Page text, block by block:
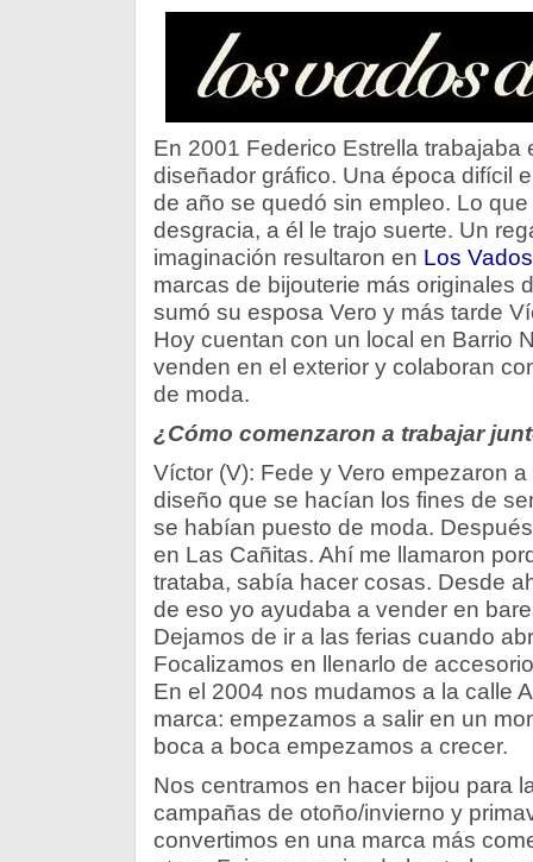
toman
En 2001 Federico Estrella trabajaba
diseñador gráfico. Una época difícil
de año se quedó sin empleo. Lo
desgracia, a él le trajo suerte. Un
imaginación resultaron en Los
marcas de bijouterie más originales
sumó su esposa Vero y más tarde
Hoy cuentan con un local en Barrio
venden en el exterior y colaboran
de moda.
¿Cómo comenzaron a trabajar
Víctor (V): Fede y Vero empezaron
diseño que se hacían los fines de
se habían puesto de moda.
en Las Cañitas. Ahí me llamaron
trataba, sabía hacer cosas. Desde
de eso yo ayudaba a vender en
Dejamos de ir a las ferias cuando
Focalizamos en llenarlo de
En el 2004 nos mudamos a la calle
marca: empezamos a salir en un
boca a boca empezamos a crecer.
Nos centramos en hacer bijou para
campañas de otoño/invierno y
convertimos en una marca más